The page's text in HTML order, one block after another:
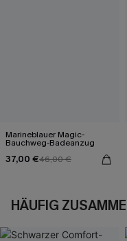
Marineblauer Magic-
Bauchweg-Badeanzug
37,00 €46,00 €
HÄUFIG